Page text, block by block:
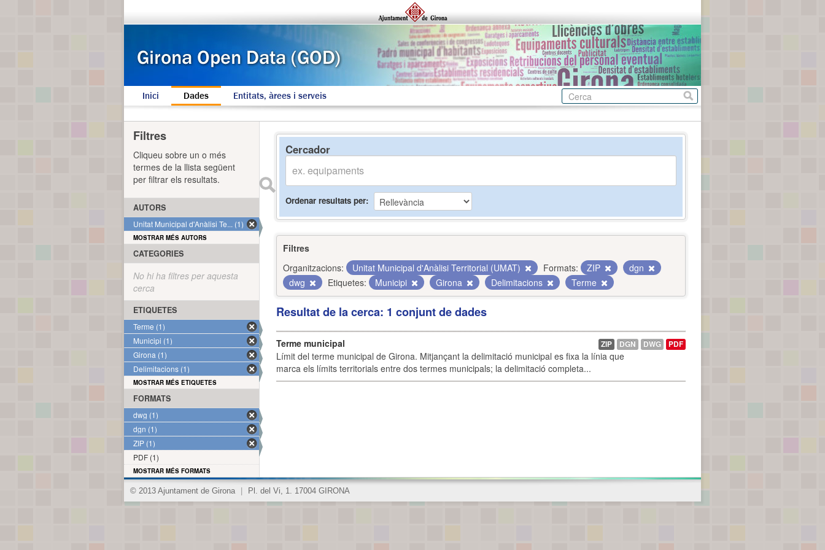
Inici Dades Entitats, àrees i serveis
Cercador
Ordenar resultats per
Filtres
Organitzacions:
Unitat Municipal d'Anàlisi Territorial (UMAT) Formats: ZIP
dgn
dwg
Etiquetes: Municipi Girona Delimitacions Terme
Resultat de la cerca: 1 conjunt de dades
Terme municipal
Límit del terme municipal de Girona. Mitjançant la delimitació municipal es fixa la línia que
marca els límits territorials entre dos termes municipals; la delimitació completa...
ZIP DGN DWG PDF
Filtres
Cliqueu sobre un o més
termes de la llista següent
per filtrar els resultats.
AUTORS
Unitat Municipal d'Anàlisi Te... (1)
MOSTRAR MÉS AUTORS
CATEGORIES
No hi ha filtres per aquesta
cerca
ETIQUETES
Terme (1)
Municipi (1)
Girona (1)
Delimitacions (1)
MOSTRAR MÉS ETIQUETES
FORMATS
dwg (1)
dgn (1)
ZIP (1)
PDF (1)
MOSTRAR MÉS FORMATS
© 2013 Ajuntament de Girona Pl. del Vi, 1. 17004 GIRONA